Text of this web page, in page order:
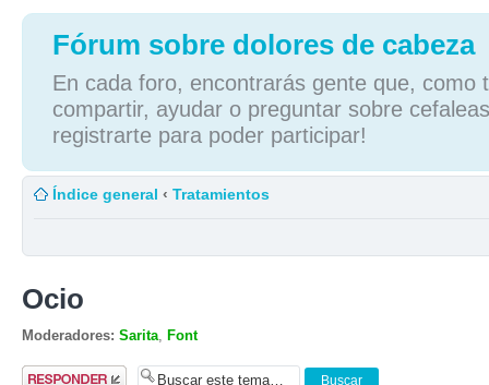
Fórum sobre dolores de cabeza
En cada foro, encontrarás gente que, como
compartir, ayudar o preguntar sobre
registrarte para poder participar!
Índice general ‹ Tratamientos
Ocio
Moderadores: Sarita Font
Publicar una